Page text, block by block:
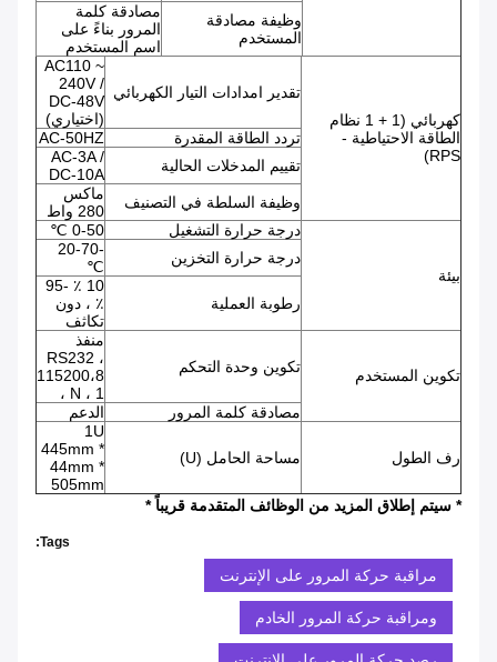
وظيفة مصادقة
المستخدم
مصادقة كلمة
المرور بناءً على
اسم المستخدم
كهربائي (1 + 1 نظام
الطاقة الاحتياطية -
RPS)
تقدير امدادات التيار الكهربائي
AC110 ~
240V /
DC-48V
(اختياري)
تردد الطاقة المقدرة
AC-50HZ
تقييم المدخلات الحالية
AC-3A /
DC-10A
وظيفة السلطة في التصنيف
ماكس
280 واط
بيئة
درجة حرارة التشغيل
0-50 ℃
درجة حرارة التخزين
-20-70
℃
رطوبة العملية
10 ٪ -95
٪ ، دون
تكاثف
تكوين المستخدم تكوين وحدة التحكم
منفذ
RS232 ،
115200،8
، N ، 1
مصادقة كلمة المرور
الدعم
رف الطول مساحة الحامل (U)
1U
445mm *
44mm *
505mm
* سيتم إطلاق المزيد من الوظائف المتقدمة قريباً *
Tags:
مراقبة حركة المرور على الإنترنت
ومراقبة حركة المرور الخادم